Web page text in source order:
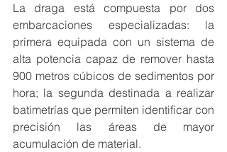
La draga está compuesta por dos
embarcaciones especializadas: la
primera equipada con un sistema de
alta potencia capaz de remover hasta
900 metros cúbicos de sedimentos por
hora; la segunda destinada a realizar
batimetrías que permiten identificar con
precisión las áreas de mayor
acumulación de material.